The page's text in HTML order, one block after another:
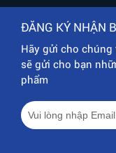
ĐĂNG KÝ NHẬN
Hãy gửi cho
sẽ gửi cho bạn
phẩm